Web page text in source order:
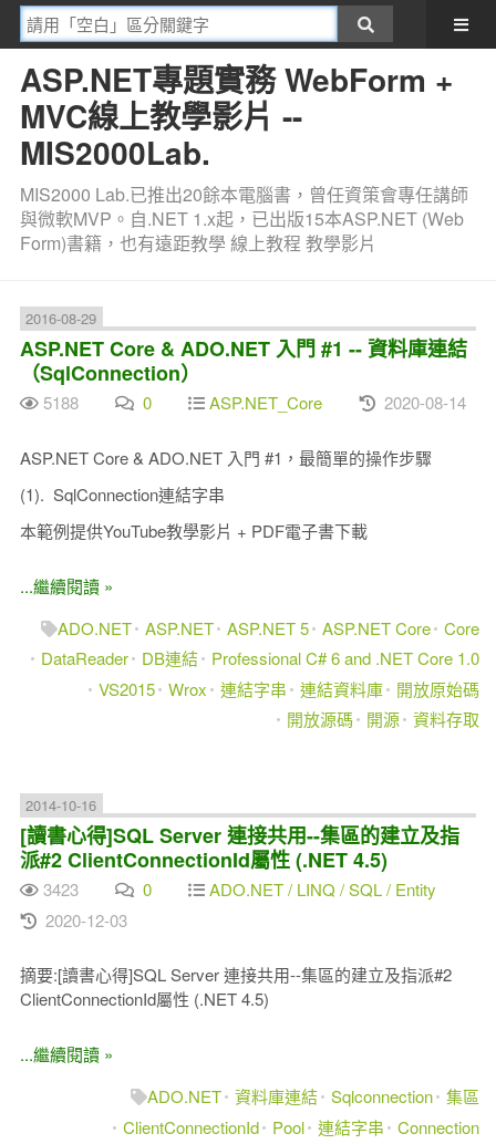
ASP.NET專題實務 WebForm +
MVC線上教學影片 --
MIS2000Lab.
MIS2000 Lab.已推出20餘本電腦書，曾任資策會專任講師
與微軟MVP。自.NET 1.x起，已出版15本ASP.NET (Web
Form)書籍，也有遠距教學 線上教程 教學影片
2016-08-29
ASP.NET Core & ADO.NET 入門 #1 -- 資料庫連結
（SqlConnection）
5188 0 ASP.NET_Core 2020-08-14
ASP.NET Core & ADO.NET 入門 #1，最簡單的操作步驟
(1). SqlConnection連結字串
本範例提供YouTube教學影片 + PDF電子書下載
...繼續閱讀 »
ADO.NET ASP.NET ASP.NET 5 ASP.NET Core Core
DataReader
DB連結
Professional C# 6 and .NET Core 1.0
VS2015 Wrox 連結字串 連結資料庫
開放原始碼
開放源碼
開源 資料存取
2014-10-16
[讀書心得]SQL Server 連接共用--集區的建立及指
派#2 ClientConnectionId屬性 (.NET 4.5)
3423 0
ADO.NET / LINQ / SQL / Entity
2020-12-03
摘要:[讀書心得]SQL Server 連接共用--集區的建立及指派#2
ClientConnectionId屬性 (.NET 4.5)
...繼續閱讀 »
ADO.NET 資料庫連結 Sqlconnection 集區
ClientConnectionId
Pool 連結字串
Connection